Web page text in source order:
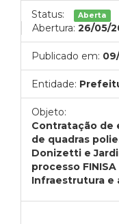
Status: Aberta
Abertura: 26/05/
Publicado em:
Entidade:
Objeto:
Contratação de
de quadras
Donizetti e
processo
Infraestrutura e